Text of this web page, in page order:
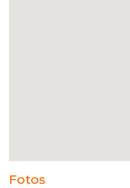
Fotos